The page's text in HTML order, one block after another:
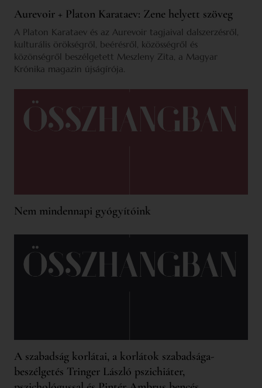
Aurevoir + Platon Karataev: Zene helyett szöveg
A Platon Karataev és az Aurevoir tagjaival dalszerzésről,
kulturális örökségről, beérésről, közösségről és
közönségről beszélgetett Meszleny Zita, a Magyar
Krónika magazin újságírója.
Nem mindennapi gyógyítóink
A szabadság korlátai, a korlátok szabadsága-
beszélgetés Tringer László pszichiáter,